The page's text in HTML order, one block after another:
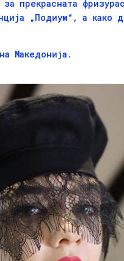
прекрасната
„Подиум“, а како
Македонија.